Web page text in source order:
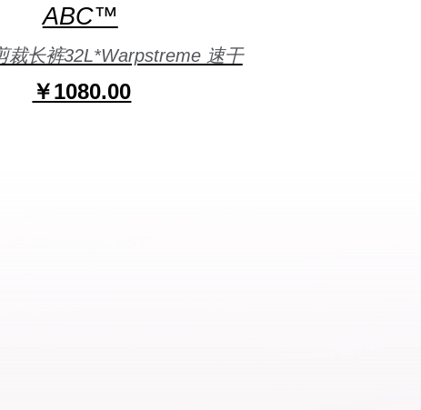
ABC™
裁长裤32L*Warpstreme 速干
￥1080.00